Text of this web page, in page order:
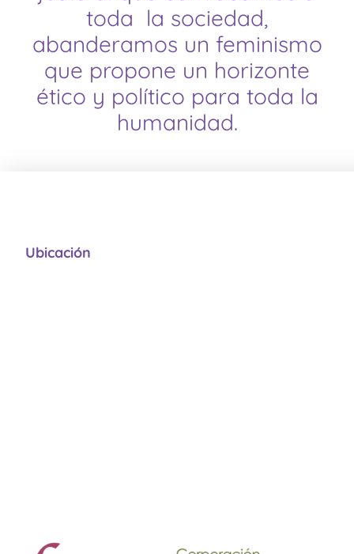
toda la sociedad,
abanderamos un feminismo
que propone un horizonte
ético y político para toda la
humanidad.
Ubicación